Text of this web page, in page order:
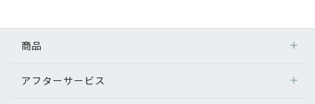
商品
アフターサービス